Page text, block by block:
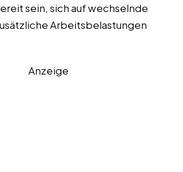
sein, sich auf wechselnde
Arbeitsbelastungen
Anzeige